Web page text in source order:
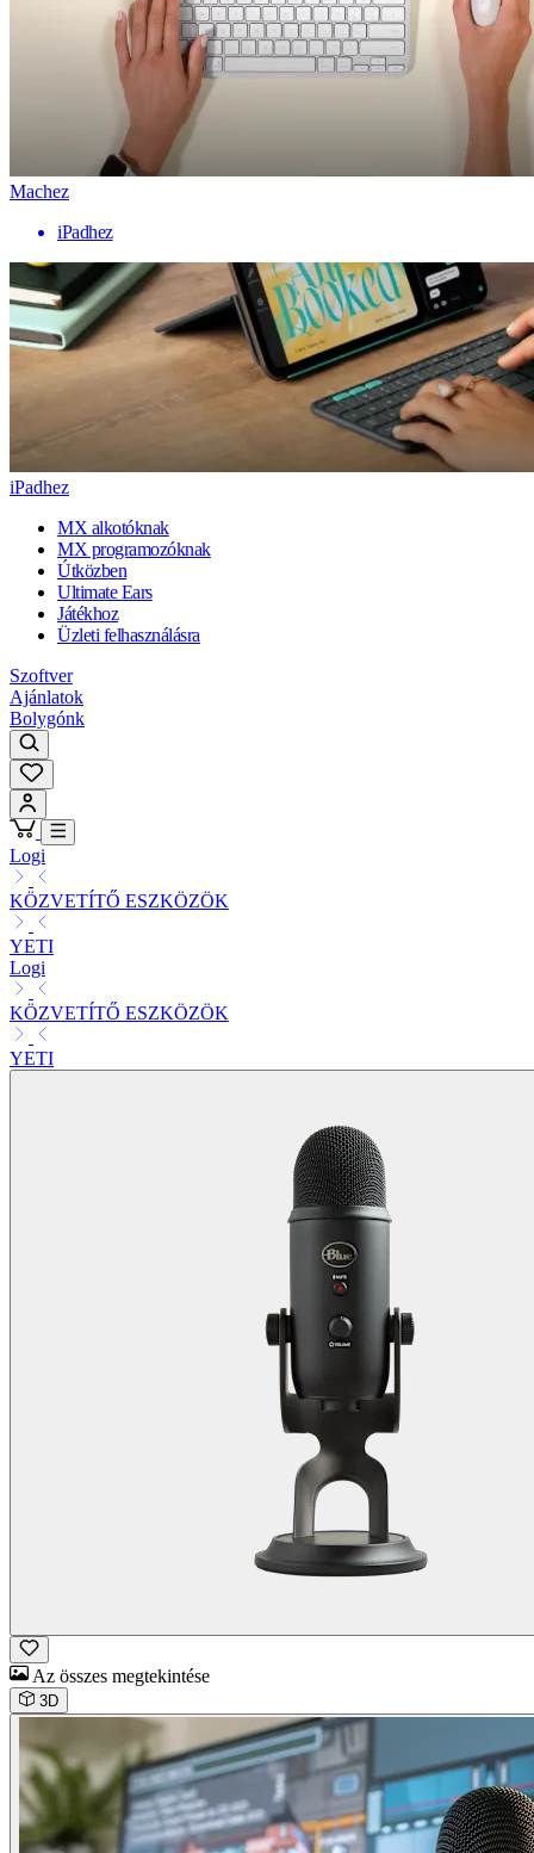
Machez
iPadhez
iPadhez
MX alkotóknak
MX programozóknak
Útközben
Ultimate Ears
Játékhoz
Üzleti felhasználásra
Szoftver
Ajánlatok
Bolygónk
Logi
KÖZVETÍTŐ ESZKÖZÖK
YETI
Logi
KÖZVETÍTŐ ESZKÖZÖK
YETI
Az összes megtekintése
3D